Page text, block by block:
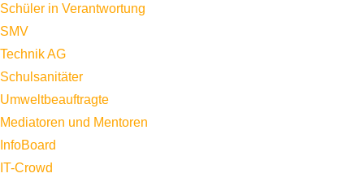
Schüler in Verantwortung
SMV
Technik AG
Schulsanitäter
Umweltbeauftragte
Mediatoren und Mentoren
InfoBoard
IT-Crowd